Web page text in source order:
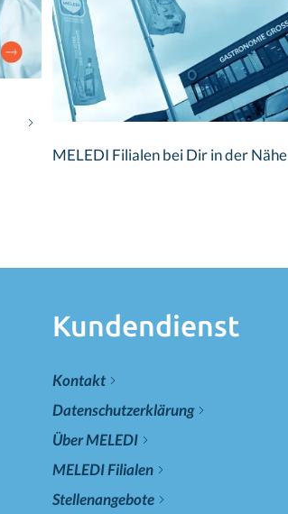
MELEDI Filialen bei Dir in der Nähe
Kundendienst
Kontakt
Datenschutzerklärung
Über MELEDI
MELEDI Filialen
Stellenangebote